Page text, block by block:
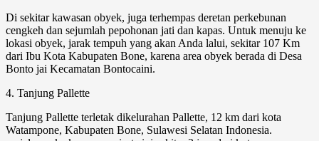
Di sekitar kawasan obyek, juga terhempas deretan perkebunan
cengkeh dan sejumlah pepohonan jati dan kapas. Untuk menuju ke
lokasi obyek, jarak tempuh yang akan Anda lalui, sekitar 107 Km
dari Ibu Kota Kabupaten Bone, karena area obyek berada di Desa
Bonto jai Kecamatan Bontocaini.
4. Tanjung Pallette
Tanjung Pallette terletak dikelurahan Pallette, 12 km dari kota
Watampone, Kabupaten Bone, Sulawesi Selatan Indonesia.